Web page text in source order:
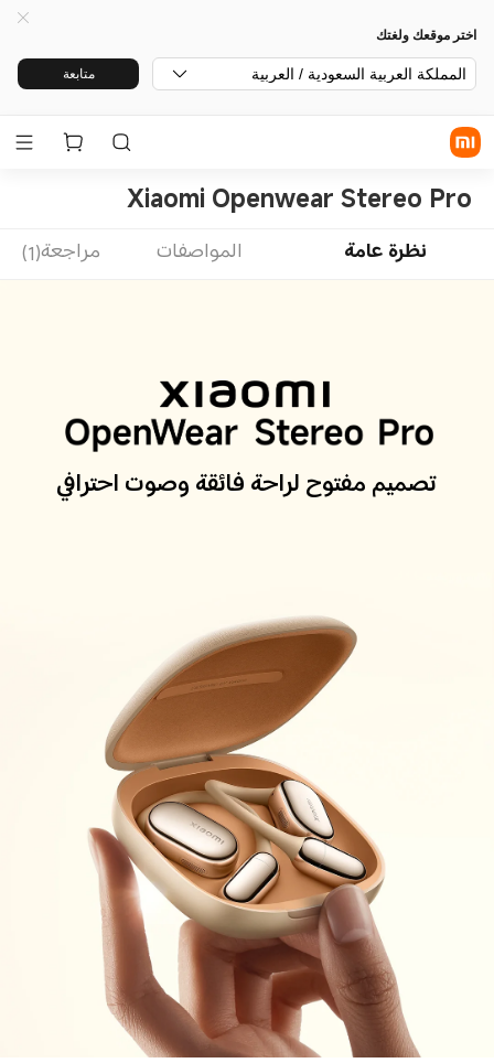
اختر موقعك ولغتك
المملكة العربية السعودية / العربية متابعة
Xiaomi Openwear Stereo Pro
نظرة عامة المواصفات مراجعة(1)
تصميم مفتوح لراحة فائقة وصوت احترافي